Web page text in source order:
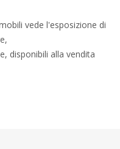
vede l'esposizione di
disponibili alla vendita